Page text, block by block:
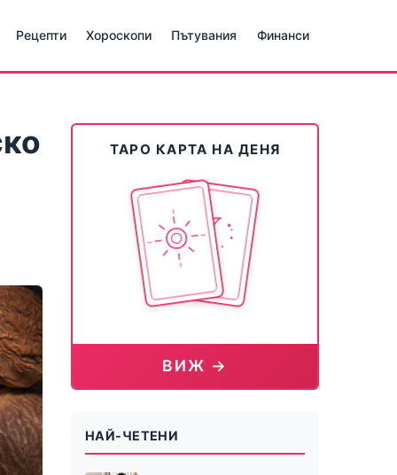
Рецепти Хороскопи Пътувания Финанси
ТАРО КАРТА НА ДЕНЯ
ВИЖ →
НАЙ-ЧЕТЕНИ